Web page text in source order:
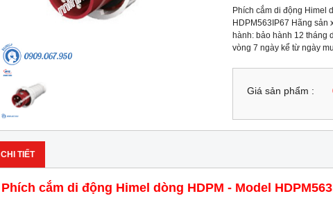
Phích cắm di động Himel
HDPM563IP67 Hãng sản
hành: bảo hành 12 tháng
vòng 7 ngày kể từ ngày
Giá sản phẩm :
CHI TIẾT
Phích cắm di động Himel dòng HDPM - Model